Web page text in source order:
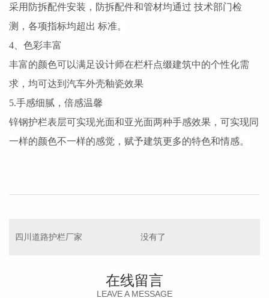
采用防拆配件安装，防拆配件和管材均通过 技术部门检
测，各项指标均超出 标准。
4、色彩丰富
丰富的颜色可以满足设计师在栏杆点缀建筑中的个性化需
求，均可达到汽车外壳釉瓷效果
5.手感细腻，倍感温馨
锌钢护栏表层可实现光面和亚光面两种手感效果，可实现同
一样的颜色不一样的感觉，赋予建筑更多的特色和情感。
四川道路护栏厂家 没有了
在线留言
LEAVE A MESSAGE